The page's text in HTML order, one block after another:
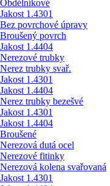
Obdélníkové
Jakost 1.4301
Bez povrchové úpravy
Broušený povrch
Jakost 1.4404
Nerezové trubky
Nerez trubky svař.
Jakost 1.4301
Jakost 1.4404
Nerez trubky bezešvé
Jakost 1.4301
Jakost 1.4404
Broušené
Nerezová dutá ocel
Nerezové fitinky
Nerezová kolena svařovaná
Jakost 1.4301